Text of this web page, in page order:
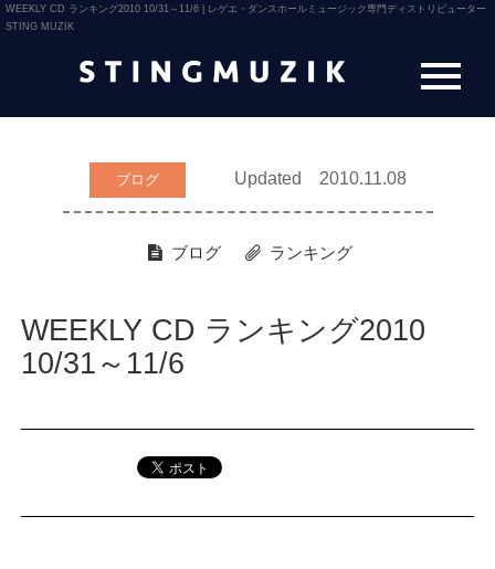
WEEKLY CD ランキング2010 10/31～11/6 | レゲエ・ダンスホールミュージック専門ディストリビューター
STING MUZIK
ブログ Updated 2010.11.08
ブログ ランキング
WEEKLY CD ランキング2010
10/31～11/6